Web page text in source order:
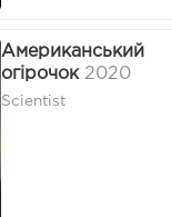
Американський
огірочок 2020
Scientist